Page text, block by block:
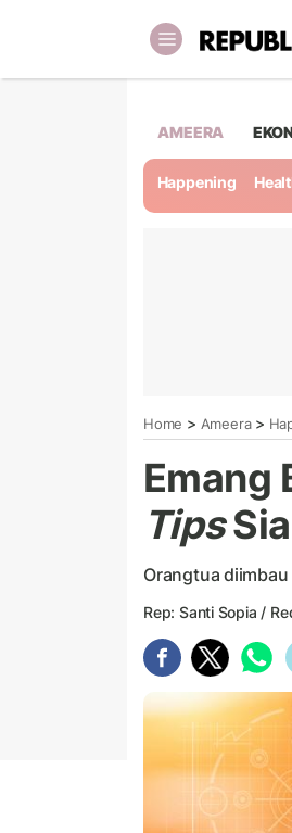
AMEERA
Happening
Home > Ameera>
Emang
Tips
Orangtua
Rep: Santi Sopia /